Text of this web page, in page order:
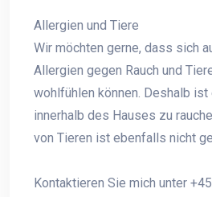
Allergien und Tiere
Wir möchten gerne, dass sich
Allergien gegen Rauch und
wohlfühlen können. Deshalb
innerhalb des Hauses zu
von Tieren ist ebenfalls nicht
Kontaktieren Sie mich unter